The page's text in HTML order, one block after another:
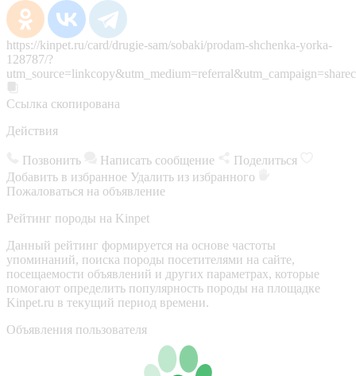
https://kinpet.ru/card/drugie-sam/sobaki/prodam-shchenka-yorka-
128787/?
Ссылка скопирована
Действия
Позвонить Написать сообщение
Поделиться
Добавить в избранное Удалить из избранного
Пожаловаться на объявление
Рейтинг породы на Kinpet
Данный рейтинг формируется на основе частоты
упоминаний, поиска породы посетителями на сайте,
посещаемости объявлений и других параметрах, которые
помогают определить популярность породы на площадке
Kinpet.ru в текущий период времени.
Объявления пользователя